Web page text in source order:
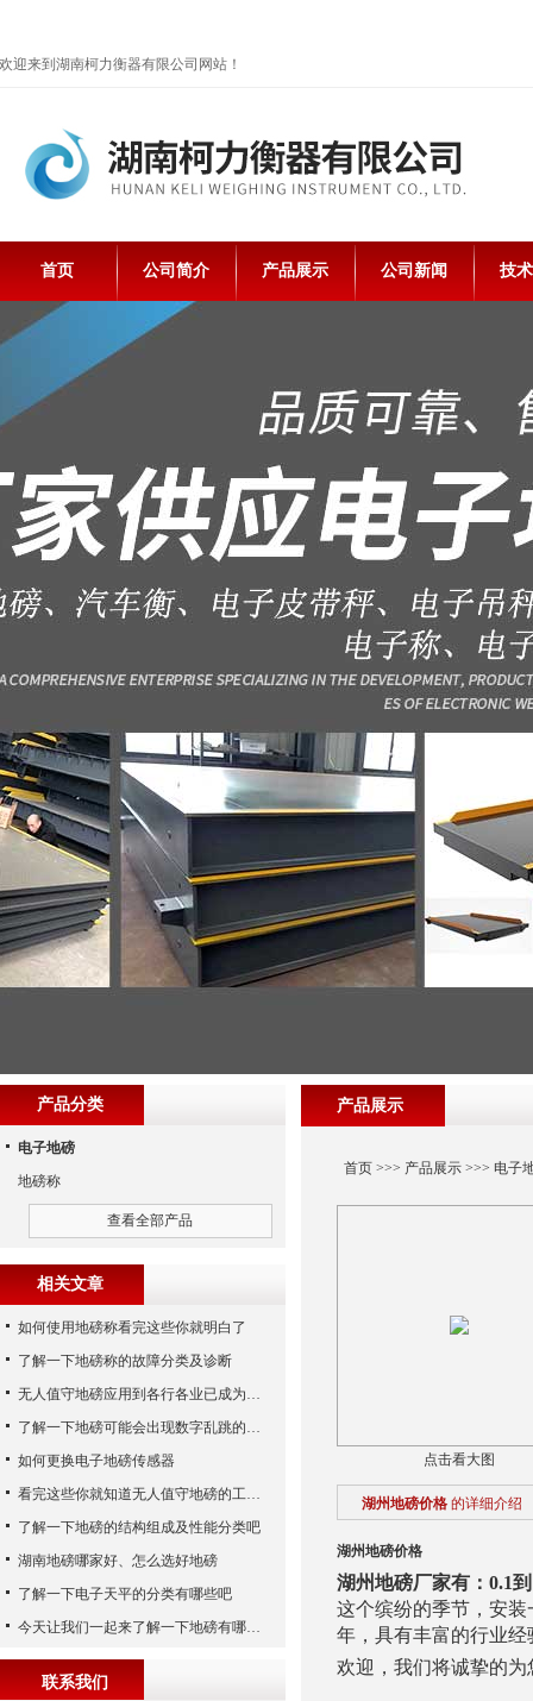
欢迎来到湖南柯力衡器有限公司网站！
首页 公司简介 产品展示 公司新闻 技
产品展示
首页>>> 产品展示>>> 电子
点击看大图
湖州地磅价格 的详细介绍
湖州地磅价格
湖州地磅厂家有：0.1
这个缤纷的季节，安装
年，具有丰富的行业
欢迎，我们将诚挚的为
产品分类
电子地磅
地磅称
查看全部产品
相关文章
如何使用地磅称看完这些你就明白了
了解一下地磅称的故障分类及诊断
无人值守地磅应用到各行各业已成为称重历史发展的潮流
了解一下地磅可能会出现数字乱跳的原因
如何更换电子地磅传感器
看完这些你就知道无人值守地磅的工作步骤了
了解一下地磅的结构组成及性能分类吧
湖南地磅哪家好、怎么选好地磅
了解一下电子天平的分类有哪些吧
今天让我们一起来了解一下地磅有哪些特点吧
联系我们